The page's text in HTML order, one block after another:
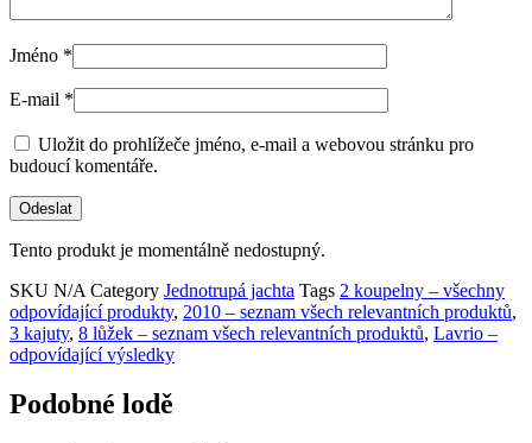
Jméno *
E-mail *
Uložit do prohlížeče jméno, e-mail a webovou stránku pro
budoucí komentáře.
Tento produkt je momentálně nedostupný.
SKU N/A Category Jednotrupá jachta Tags 2 koupelny – všechny
odpovídající produkty, 2010 – seznam všech relevantních produktů,
3 kajuty, 8 lůžek – seznam všech relevantních produktů, Lavrio –
odpovídající výsledky
Podobné lodě